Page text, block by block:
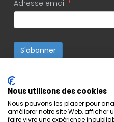
Adresse email *
S'abonner
Nous utilisons des cookies
Nous pouvons les placer pour
améliorer notre site Web, afficher
faire vivre une expérience